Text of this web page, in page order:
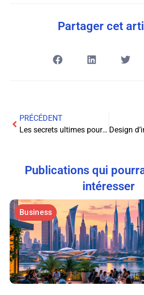
Partager cet
PRÉCÉDENT
Les secrets ultimes pour générer des leads de qualité et devenir riche en ligne: découvrez les astuces infaillibles!
Publications qui
intéresser
Business